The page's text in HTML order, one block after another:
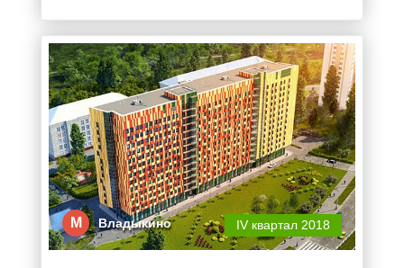
М Владыкино IV квартал 2018